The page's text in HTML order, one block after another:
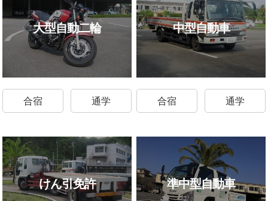
大型自動二輪
合宿 通学
中型自動車
合宿 通学
けん引免許 準中型自動車